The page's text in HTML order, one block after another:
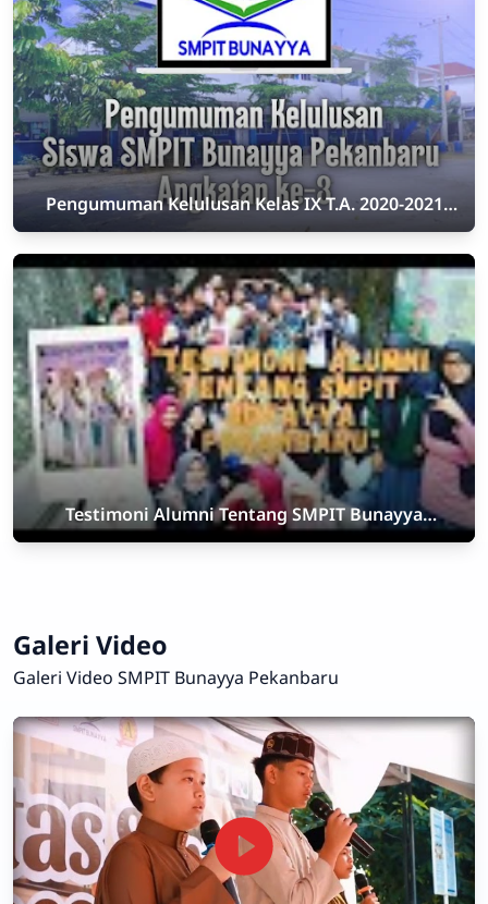
Pengumuman Kelulusan Kelas IX T.A. 2020-2021
Angkatan Ke-3
Testimoni Alumni Tentang SMPIT Bunayya
Pekanbaru
Galeri Video
Galeri Video SMPIT Bunayya Pekanbaru